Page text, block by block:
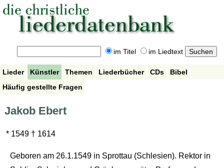
im Titel im Liedtext
Lieder Künstler Themen Liederbücher CDs
Bibel
Häufig gestellte Fragen
Jakob Ebert
* 1549 † 1614
Geboren am 26.1.1549 in Sprottau (Schlesien). Rektor in